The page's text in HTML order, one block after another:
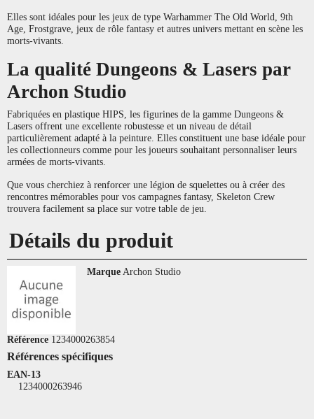
Elles sont idéales pour les jeux de type Warhammer The Old World, 9th
Age, Frostgrave, jeux de rôle fantasy et autres univers mettant en scène les
morts-vivants.
La qualité Dungeons & Lasers par
Archon Studio
Fabriquées en plastique HIPS, les figurines de la gamme Dungeons &
Lasers offrent une excellente robustesse et un niveau de détail
particulièrement adapté à la peinture. Elles constituent une base idéale pour
les collectionneurs comme pour les joueurs souhaitant personnaliser leurs
armées de morts-vivants.
Que vous cherchiez à renforcer une légion de squelettes ou à créer des
rencontres mémorables pour vos campagnes fantasy, Skeleton Crew
trouvera facilement sa place sur votre table de jeu.
Détails du produit
Marque Archon Studio
Référence 1234000263854
Références spécifiques
EAN-13
1234000263946